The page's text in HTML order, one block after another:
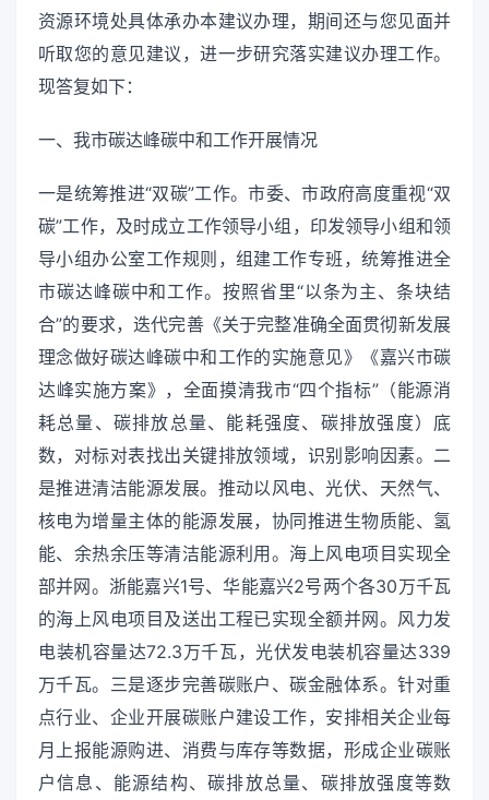
资源环境处具体承办本建议办理，期间还与您见面并
听取您的意见建议，进一步研究落实建议办理工作。
现答复如下：
一、我市碳达峰碳中和工作开展情况
一是统筹推进“双碳”工作。市委、市政府高度重视“双
碳”工作，及时成立工作领导小组，印发领导小组和领
导小组办公室工作规则，组建工作专班，统筹推进全
市碳达峰碳中和工作。按照省里“以条为主、条块结
合”的要求，迭代完善《关于完整准确全面贯彻新发展
理念做好碳达峰碳中和工作的实施意见》《嘉兴市碳
达峰实施方案》，全面摸清我市“四个指标”（能源消
耗总量、碳排放总量、能耗强度、碳排放强度）底
数，对标对表找出关键排放领域，识别影响因素。二
是推进清洁能源发展。推动以风电、光伏、天然气、
核电为增量主体的能源发展，协同推进生物质能、氢
能、余热余压等清洁能源利用。海上风电项目实现全
部并网。浙能嘉兴1号、华能嘉兴2号两个各30万千瓦
的海上风电项目及送出工程已实现全额并网。风力发
电装机容量达72.3万千瓦，光伏发电装机容量达339
万千瓦。三是逐步完善碳账户、碳金融体系。针对重
点行业、企业开展碳账户建设工作，安排相关企业每
月上报能源购进、消费与库存等数据，形成企业碳账
户信息、能源结构、碳排放总量、碳排放强度等数